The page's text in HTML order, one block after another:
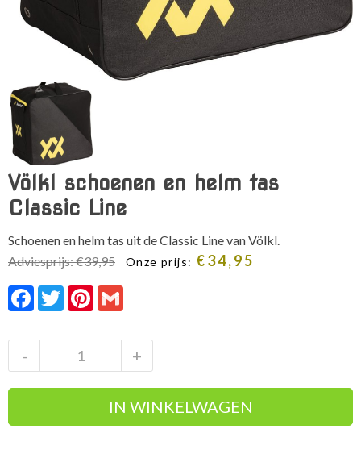
Völkl schoenen en helm tas
Classic Line
Schoenen en helm tas uit de Classic Line van Völkl.
Adviesprijs:€39,95
Oorspronkelijke
Onze prijs: €34,95
Facebook
TwitterPinterest
schoenen
en
tas
+
-
IN WINKELWAGEN